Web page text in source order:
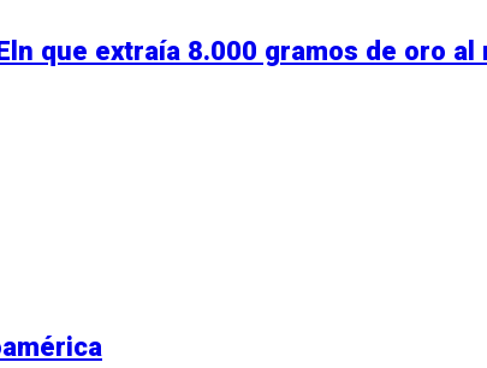
que extraía 8.000 gramos de oro al